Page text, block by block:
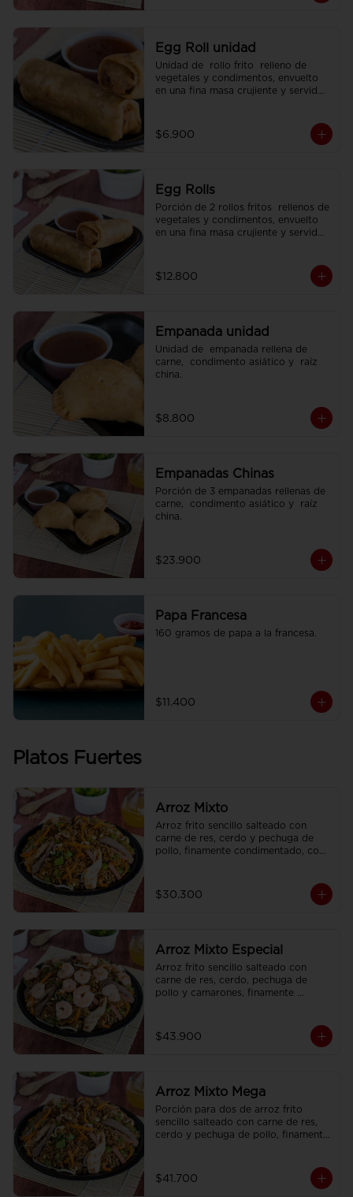
Egg Roll unidad
Unidad de  rollo frito  relleno de
vegetales y condimentos, envuelto
en una fina masa crujiente y servido
$6.900
Egg Rolls
Porción de 2 rollos fritos  rellenos de
vegetales y condimentos, envuelto
en una fina masa crujiente y servidos
$12.800
Empanada unidad
Unidad de  empanada rellena de
carne,  condimento asiático y  raíz
china.
$8.800
Empanadas Chinas
Porción de 3 empanadas rellenas de
carne,  condimento asiático y  raíz
china.
$23.900
Papa Francesa
160 gramos de papa a la francesa.
$11.400
Platos Fuertes
Arroz Mixto
Arroz frito sencillo salteado con
carne de res, cerdo y pechuga de
pollo, finamente condimentado, con
$30.300
Arroz Mixto Especial
Arroz frito sencillo salteado con
carne de res, cerdo, pechuga de
pollo y camarones, finamente
$43.900
Arroz Mixto Mega
Porción para dos de arroz frito
sencillo salteado con carne de res,
cerdo y pechuga de pollo, finamente
$41.700